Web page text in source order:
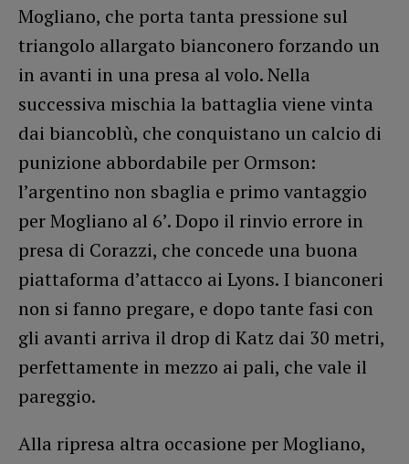
Mogliano, che porta tanta pressione sul
triangolo allargato bianconero forzando un
in avanti in una presa al volo. Nella
successiva mischia la battaglia viene vinta
dai biancoblù, che conquistano un calcio di
punizione abbordabile per Ormson:
l’argentino non sbaglia e primo vantaggio
per Mogliano al 6’. Dopo il rinvio errore in
presa di Corazzi, che concede una buona
piattaforma d’attacco ai Lyons. I bianconeri
non si fanno pregare, e dopo tante fasi con
gli avanti arriva il drop di Katz dai 30 metri,
perfettamente in mezzo ai pali, che vale il
pareggio.
Alla ripresa altra occasione per Mogliano,